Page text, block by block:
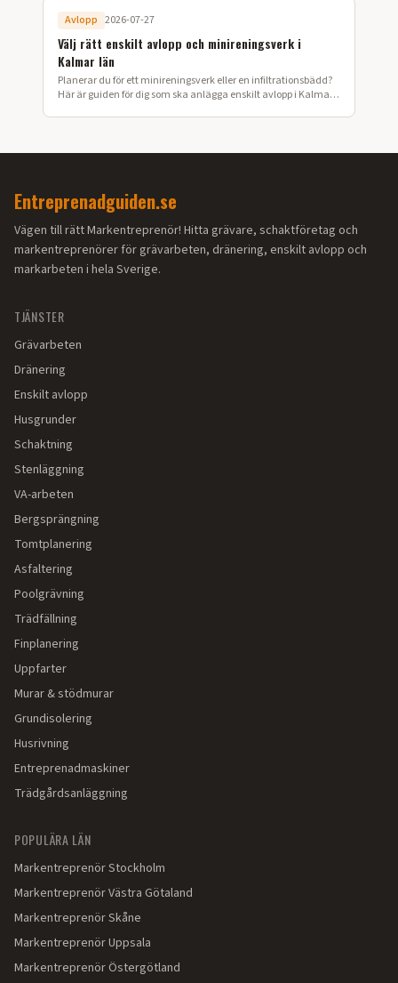
Avlopp 2026-07-27
Välj rätt enskilt avlopp och minireningsverk i
Kalmar län
Planerar du för ett minireningsverk eller en infiltrationsbädd?
Här är guiden för dig som ska anlägga enskilt avlopp i Kalmar
Entreprenadguiden.se
Vägen till rätt Markentreprenör! Hitta grävare, schaktföretag och
markentreprenörer för grävarbeten, dränering, enskilt avlopp och
markarbeten i hela Sverige.
TJÄNSTER
Grävarbeten
Dränering
Enskilt avlopp
Husgrunder
Schaktning
Stenläggning
VA-arbeten
Bergsprängning
Tomtplanering
Asfaltering
Poolgrävning
Trädfällning
Finplanering
Uppfarter
Murar & stödmurar
Grundisolering
Husrivning
Entreprenadmaskiner
Trädgårdsanläggning
POPULÄRA LÄN
MarkentreprenörStockholm
MarkentreprenörVästra Götaland
MarkentreprenörSkåne
MarkentreprenörUppsala
MarkentreprenörÖstergötland